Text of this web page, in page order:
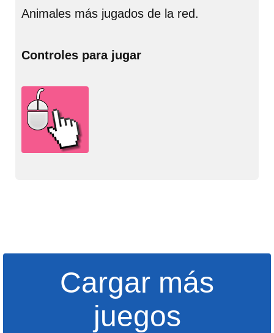
Animales más jugados de la red.
Controles para jugar
Cargar más
juegos